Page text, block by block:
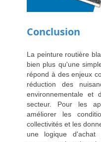
Conclusion
La peinture routière
bien plus qu'une
répond à des enjeux
réduction des
environnementale et
secteur. Pour les
améliorer les
collectivités et les
une logique d'achat